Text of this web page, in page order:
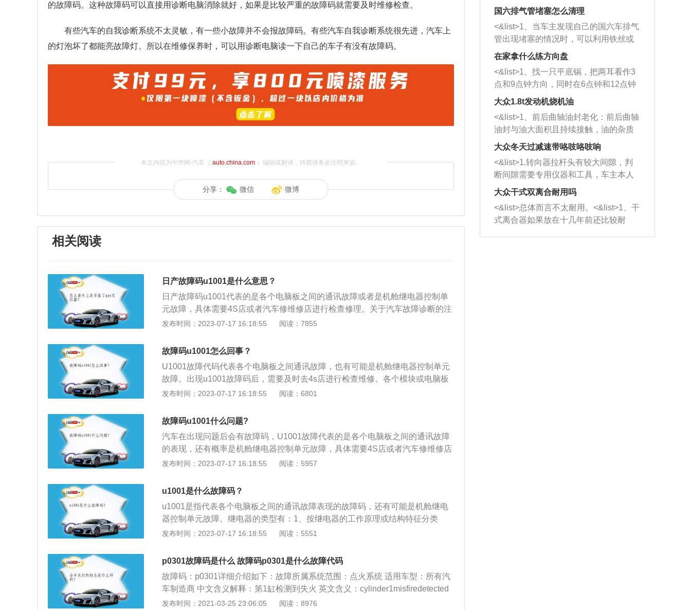
的故障码。这种故障码可以直接用诊断电脑消除就好，如果是比较严重的故障码就需要及时维修检查。
有些汽车的自我诊断系统不太灵敏，有一些小故障并不会报故障码。有些汽车自我诊断系统很先进，汽车上
的灯泡坏了都能亮故障灯。所以在维修保养时，可以用诊断电脑读一下自己的车子有没有故障码。
本文内容为中华网·汽车（ auto.china.com）编辑或翻译，转载请务必注明来源。
分享： 微信 微博
相关阅读
日产故障码u1001是什么意思？
日产故障码u1001代表的是各个电脑板之间的通讯故障或者是机舱继电器控制单
元故障，具体需要4S店或者汽车修维修店进行检查修理。关于汽车故障诊断的注
意事项如下：1、诊断条件：诊断、测试及排除故障时要在绝对保证安全的条件
断时，应尽量避免拆卸零件，造成新的故障或损坏。3、故障测试：对汽车总成
或零件有伤害的故障不要长时间或反复测试，否则将使故障更加严重，造成更大
的损失。
发布时间：2023-07-17 16:18:55 阅读：7855
故障码u1001怎么回事？
U1001故障代码代表各个电脑板之间通讯故障，也有可能是机舱继电器控制单元
故障。出现u1001故障码后，需要及时去4s店进行检查维修。各个模块或电脑板
之间无法通讯是很严重的故障。更多介绍如下：1、现在的汽车电子设备非常
要进行通讯。2、汽车上电子设备之间的通讯是依靠can线，如果出现无法通讯的
现象，有可能是can线损坏，或can线插头没有插紧导致。而且，汽车上的电器负
极都采用负极搭铁，如果负极搭铁出现问题就会导致开路。
发布时间：2023-07-17 16:18:55 阅读：6801
故障码u1001什么问题?
汽车在出现问题后会有故障码，U1001故障代表的是各个电脑板之间的通讯故障
的表现，还有概率是机舱继电器控制单元故障，具体需要4S店或者汽车修维修店
专员来查看。以下为汽车故障码的相关介绍：1.汽车故障码就是汽车出现故障后
真实码好检测，历史究其字面意思就是以前遗留的未清除的故障码，但是偶发故
障码是不固定的。
发布时间：2023-07-17 16:18:55 阅读：5957
u1001是什么故障码？
u1001是指代表各个电脑板之间的通讯故障表现的故障码，还有可能是机舱继电
器控制单元故障。继电器的类型有：1、按继电器的工作原理或结构特征分类
有：固体继电器、舌簧继电器、极化继电器；2、按继电器的外形尺寸分类有：
有：微功率继电器、弱功率继电器、中功率继电器；4、按继电器的防护特征分
类有：密封继电器、封闭式继电器、敞开式继电器；5、按继电器按照动作原理
分类有：电磁型、感应型、整流型；6、按照反应的物理量分类有：电流继电
器、阻抗继电器、频率继电器；7、按照继电器在保护回路中所起的作用分类
有：启动继电器、量度继电器、信号继电器。
发布时间：2023-07-17 16:18:55 阅读：5551
p0301故障码是什么 故障码p0301是什么故障代码
故障码：p0301详细介绍如下：故障所属系统范围：点火系统 适用车型：所有汽
车制造商 中文含义解释：第1缸检测到失火 英文含义：cylinder1misfiredetected
p0301故障码相关知识： 气缸失火是指发动机工作过程中由于各种原因造成的混
发布时间：2021-03-25 23:06:05 阅读：8976
牌，但是中高低端的轮胎都有生产，这
也是为了更好的开拓市场。
国六排气管堵塞怎么清理
<&list>1、当车主发现自己的国六车排气
管出现堵塞的情况时，可以利用铁丝或
者是细棍，直接将杂物给取出来，如果
堵塞情况比较严重，也可以采取应急措
施。 <&list>2、直接利用木棍将所有的
杂物推到排气管里面的位置处，然后将
三元催化器拆解开，就可以将堵塞的东
西取出来。但如果是因为积碳过多引起
的堵塞，就需要将三元催化器泡在草酸
洗剂对堵塞的情况得到解决，将清洗剂
放在燃油箱中，与燃油混合后，车辆启
动时，就可以和汽油一起进入到燃烧
室，最后形成废气排出，就可以让三元
催化器得到清洗，排气管堵塞的情况就
能够得到解决。
在家拿什么练方向盘
<&list>1、找一只平底锅，把两耳看作3
点和9点钟方向，同时在6点钟和12点钟
方向做一个标记。 <&list>2、双手握住
一圈半的练习，往右同样也要打相同的
圈数。 <&list>3、最后强调要反复练
习，这样就可以形成肌肉记忆，在真实
驾驶车辆时，不需要记忆也能打好方
向。
大众1.8t发动机烧机油
<&list>1、前后曲轴油封老化：前后曲轴
油封与油大面积且持续接触，油的杂质
和发动机内持续温度变化使其密封效果
逐渐减弱，导致渗油或漏油。<&list>2、
活塞间隙过大：积碳会使活塞环与缸体
的间隙扩大，导致机油流入燃烧室中，
造成烧机油。<&list>3、机油粘度。使用
机油粘度过小的话，同样会有烧机油现
象，机油粘度过小具有很好的流动性，
大众冬天过减速带咯吱咯吱响
<&list>1.转向器拉杆头有较大间隙，判
断间隙需要专用仪器和工具，车主本人
无法制作，需要将车辆送到修理厂或4s
店；<&list>2.车辆半轴套管防尘罩破
裂，破裂后会出现漏油现象，使半轴磨
损严重，磨损的半轴容易损坏，产生异
响；<&list>3.稳定器的转向胶套和球头
大众干式双离合耐用吗
<&list>总体而言不太耐用。<&list>1、干
式离合器如果放在十几年前还比较耐